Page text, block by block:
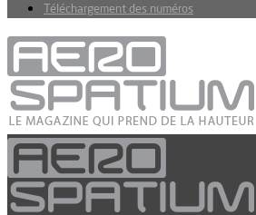
Téléchargement des numéros